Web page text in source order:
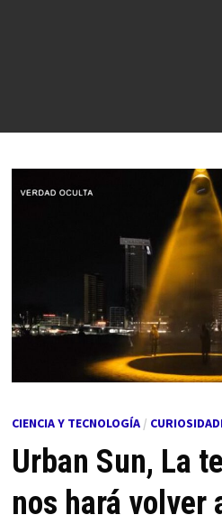
CIENCIA Y TECNOLOGÍA/
Urban Sun, La
nos hará volver